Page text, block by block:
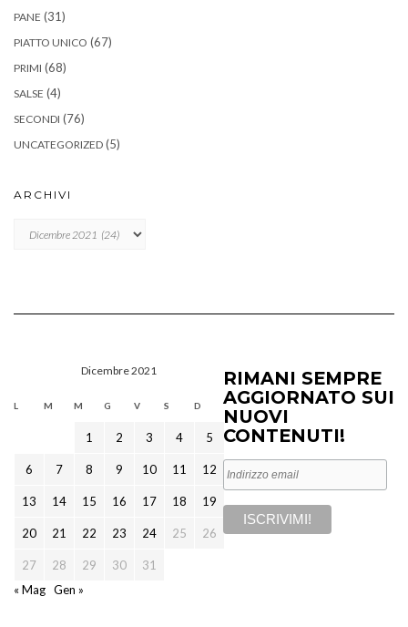
PANE (31)
PIATTO UNICO (67)
PRIMI (68)
SALSE (4)
SECONDI (76)
UNCATEGORIZED (5)
ARCHIVI
Dicembre 2021
L M M G V S D
1 2 3 4 5
6 7 8 9 10 11 12
13 14 15 16 17 18 19
20 21 22 23 24 25 26
27 28 29 30
31
« Mag Gen »
RIMANI SEMPRE
AGGIORNATO SUI
NUOVI
CONTENUTI!